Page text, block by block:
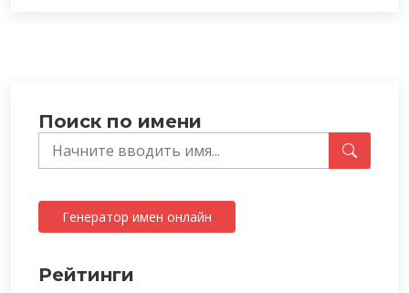
Поиск по имени
Генератор имен онлайн
Рейтинги